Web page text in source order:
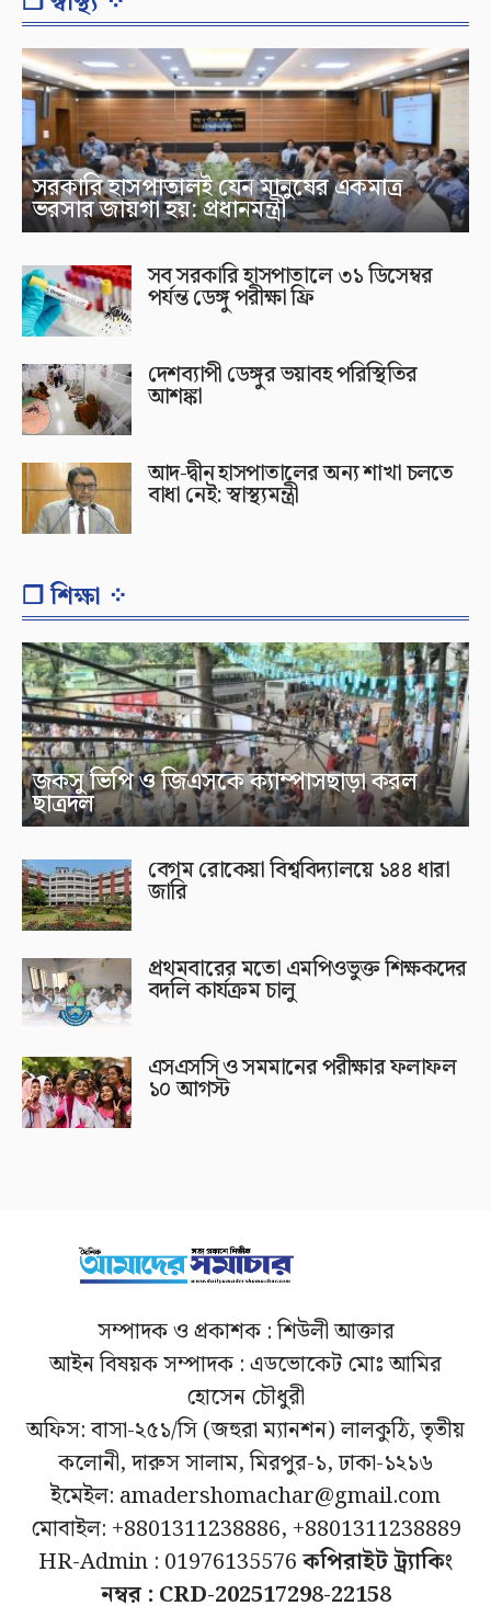
সরকারি হাসপাতালই যেন মানুষের একমাত্র
ভরসার জায়গা হয়: প্রধানমন্ত্রী
সব সরকারি হাসপাতালে ৩১ ডিসেম্বর
পর্যন্ত ডেঙ্গু পরীক্ষা ফ্রি
দেশব্যাপী ডেঙ্গুর ভয়াবহ পরিস্থিতির
আশঙ্কা
আদ-দ্বীন হাসপাতালের অন্য শাখা চলতে
বাধা নেই: স্বাস্থ্যমন্ত্রী
❐ শিক্ষা ⁘
জকসু ভিপি ও জিএসকে ক্যাম্পাসছাড়া করল
ছাত্রদল
বেগম রোকেয়া বিশ্ববিদ্যালয়ে ১৪৪ ধারা
জারি
প্রথমবারের মতো এমপিওভুক্ত শিক্ষকদের
বদলি কার্যক্রম চালু
এসএসসি ও সমমানের পরীক্ষার ফলাফল
১০ আগস্ট
সম্পাদক ও প্রকাশক : শিউলী আক্তার
আইন বিষয়ক সম্পাদক : এডভোকেট মোঃ আমির
হোসেন চৌধুরী
অফিস: বাসা-২৫১/সি (জহুরা ম্যানশন) লালকুঠি, তৃতীয়
কলোনী, দারুস সালাম, মিরপুর-১, ঢাকা-১২১৬
ইমেইল: amadershomachar@gmail.com
মোবাইল: +8801311238886, +8801311238889
HR-Admin : 01976135576কপিরাইট ট্র্যাকিং
নম্বর : CRD-202517298-22158